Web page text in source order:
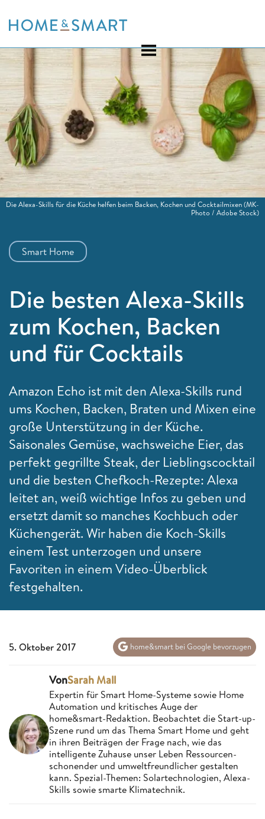
to
Smart Home
Die besten Alexa-Skills
zum Kochen, Backen
und für Cocktails
Amazon Echo ist mit den Alexa-Skills rund
ums Kochen, Backen, Braten und Mixen eine
große Unterstützung in der Küche.
Saisonales Gemüse, wachsweiche Eier, das
perfekt gegrillte Steak, der Lieblingscocktail
und die besten Chefkoch-Rezepte: Alexa
leitet an, weiß wichtige Infos zu geben und
ersetzt damit so manches Kochbuch oder
Küchengerät. Wir haben die Koch-Skills
einem Test unterzogen und unsere
Favoriten in einem Video-Überblick
festgehalten.
Die Alexa-Skills für die Küche helfen beim Backen, Kochen und Cocktailmixen(MK-
Photo / Adobe Stock)
5. Oktober 2017 home&smart bei Google bevorzugen
VonSarah Mall
Expertin für Smart Home-Systeme sowie Home
Automation und kritisches Auge der
home&smart-Redaktion. Beobachtet die Start-up-
Szene rund um das Thema Smart Home und geht
in ihren Beiträgen der Frage nach, wie das
intelligente Zuhause unser Leben Ressourcen-
schonender und umweltfreundlicher gestalten
kann. Spezial-Themen: Solartechnologien, Alexa-
Skills sowie smarte Klimatechnik.